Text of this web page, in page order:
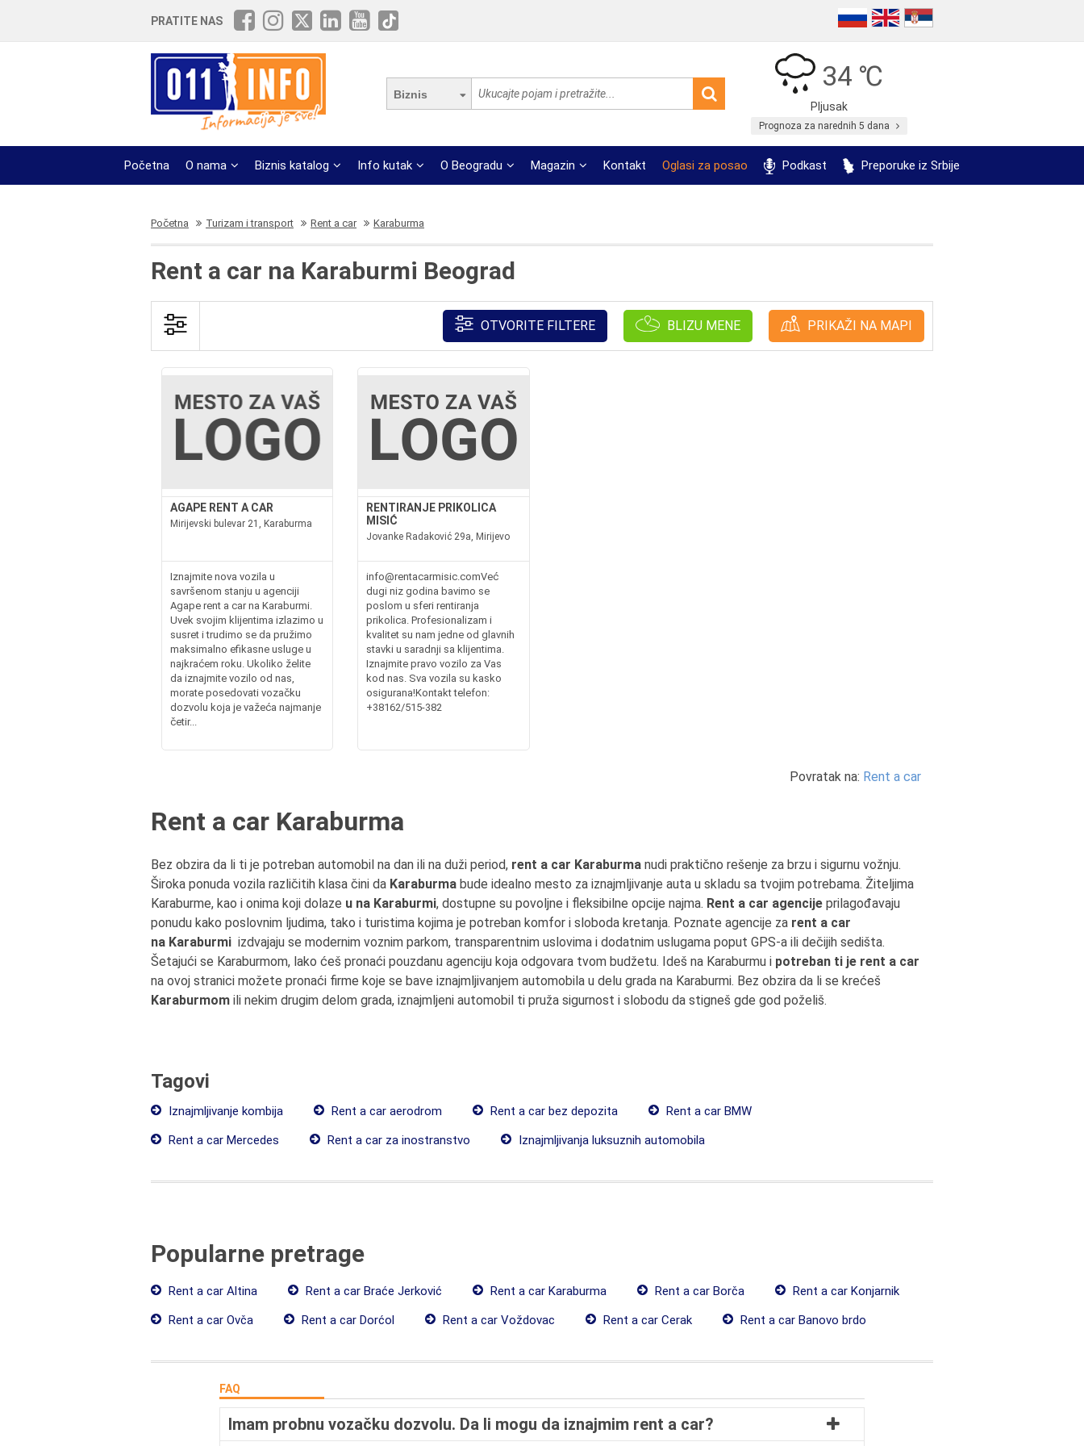
PRATITE NAS
Biznis
34 ℃
Pljusak
Prognoza za narednih 5 dana
Početna O nama Biznis katalog Info kutak O Beogradu Magazin Kontakt Oglasi za posao Podkast Preporuke iz Srbije
Početna Turizam i transport Rent a car Karaburma
Rent a car na Karaburmi Beograd
OTVORITE FILTERE BLIZU MENE PRIKAŽI NA MAPI
AGAPE RENT A CAR
Mirijevski bulevar 21, Karaburma
Iznajmite nova vozila u
savršenom stanju u agenciji
Agape rent a car na Karaburmi.
Uvek svojim klijentima izlazimo u
susret i trudimo se da pružimo
maksimalno efikasne usluge u
najkraćem roku. Ukoliko želite
da iznajmite vozilo od nas,
morate posedovati vozačku
dozvolu koja je važeća najmanje
četir...
RENTIRANJE PRIKOLICA
MISIĆ
Jovanke Radaković 29a, Mirijevo
info@rentacarmisic.comVeć
dugi niz godina bavimo se
poslom u sferi rentiranja
prikolica. Profesionalizam i
kvalitet su nam jedne od glavnih
stavki u saradnji sa klijentima.
Iznajmite pravo vozilo za Vas
kod nas. Sva vozila su kasko
osigurana!Kontakt telefon:
+38162/515-382
Povratak na: Rent a car
Rent a car Karaburma
Bez obzira da li ti je potreban automobil na dan ili na duži period, rent a car Karaburma nudi praktično rešenje za brzu i sigurnu vožnju.
Široka ponuda vozila različitih klasa čini da Karaburma bude idealno mesto za iznajmljivanje auta u skladu sa tvojim potrebama. Žiteljima
Karaburme, kao i onima koji dolaze u na Karaburmi, dostupne su povoljne i fleksibilne opcije najma. Rent a car agencije prilagođavaju
ponudu kako poslovnim ljudima, tako i turistima kojima je potreban komfor i sloboda kretanja. Poznate agencije za rent a car
na Karaburmi izdvajaju se modernim voznim parkom, transparentnim uslovima i dodatnim uslugama poput GPS-a ili dečijih sedišta.
Šetajući se Karaburmom, lako ćeš pronaći pouzdanu agenciju koja odgovara tvom budžetu. Ideš na Karaburmu i potreban ti je rent a car
na ovoj stranici možete pronaći firme koje se bave iznajmljivanjem automobila u delu grada na Karaburmi. Bez obzira da li se krećeš
Karaburmom ili nekim drugim delom grada, iznajmljeni automobil ti pruža sigurnost i slobodu da stigneš gde god poželiš.
Tagovi
Iznajmljivanje kombija Rent a car aerodrom Rent a car bez depozita
Rent a car BMW
Rent a car Mercedes
Rent a car za inostranstvo Iznajmljivanja luksuznih automobila
Popularne pretrage
Rent a car Altina Rent a car Braće Jerković Rent a car Karaburma Rent a car Borča
Rent a car Konjarnik
Rent a car Ovča
Rent a car Dorćol Rent a car Voždovac Rent a car Cerak Rent a car Banovo brdo
FAQ
Imam probnu vozačku dozvolu. Da li mogu da iznajmim rent a car?